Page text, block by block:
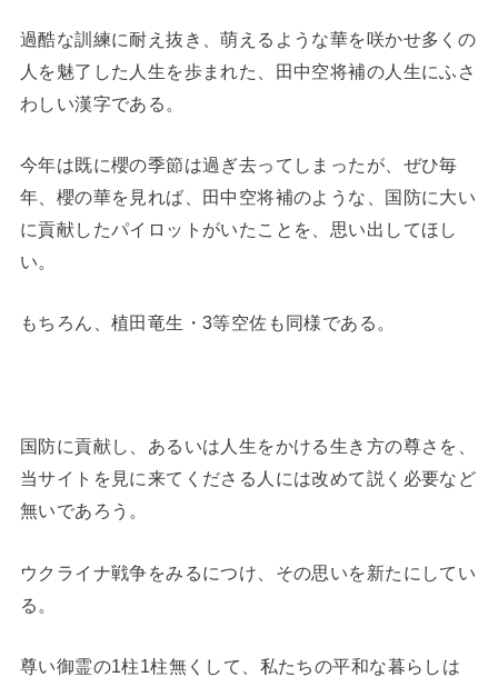
過酷な訓練に耐え抜き、萌えるような華を咲かせ多くの
人を魅了した人生を歩まれた、田中空将補の人生にふさ
わしい漢字である。
今年は既に櫻の季節は過ぎ去ってしまったが、ぜひ毎
年、櫻の華を見れば、田中空将補のような、国防に大い
に貢献したパイロットがいたことを、思い出してほし
い。
もちろん、植田竜生・3等空佐も同様である。
国防に貢献し、あるいは人生をかける生き方の尊さを、
当サイトを見に来てくださる人には改めて説く必要など
無いであろう。
ウクライナ戦争をみるにつけ、その思いを新たにしてい
る。
尊い御霊の1柱1柱無くして、私たちの平和な暮らしは